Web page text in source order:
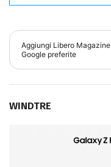
Aggiungi Libero Magazine
Google preferite
WINDTRE